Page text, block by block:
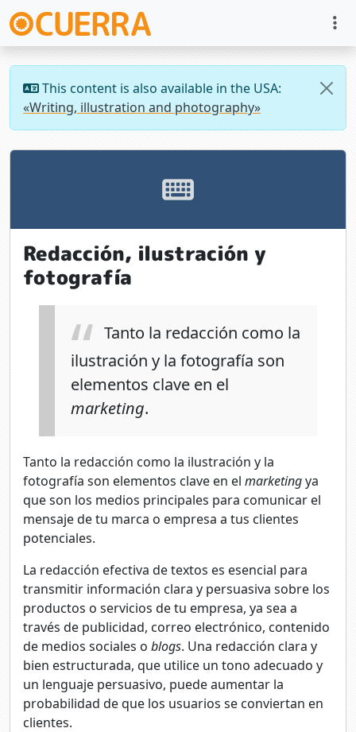
This content is also available in the USA:
«Writing, illustration and photography»
Redacción, ilustración y
fotografía
Tanto la redacción como la
ilustración y la fotografía son
elementos clave en el
marketing.
Tanto la redacción como la ilustración y la
fotografía son elementos clave en el marketingya
que son los medios principales para comunicar el
mensaje de tu marca o empresa a tus clientes
potenciales.
La redacción efectiva de textos es esencial para
transmitir información clara y persuasiva sobre los
productos o servicios de tu empresa, ya sea a
través de publicidad, correo electrónico, contenido
de medios sociales o blogs. Una redacción clara y
bien estructurada, que utilice un tono adecuado y
un lenguaje persuasivo, puede aumentar la
probabilidad de que los usuarios se conviertan en
clientes.